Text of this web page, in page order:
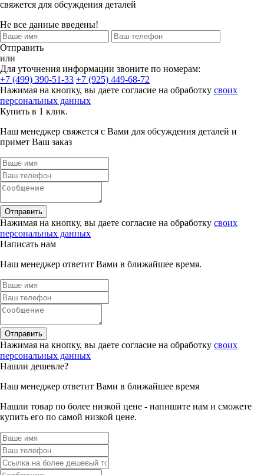
свяжется для обсуждения деталей
Не все данные введены!
Отправить
или
Для уточнения информации звоните по номерам:
+7 (499) 390-51-33 +7 (925) 449-68-72
Нажимая на кнопку, вы даете согласие на обработку своих
персональных данных
Купить в 1 клик.
Наш менеджер свяжется с Вами для обсуждения деталей и
примет Ваш заказ
Отправить
Нажимая на кнопку, вы даете согласие на обработку своих
персональных данных
Написать нам
Наш менеджер ответит Вами в ближайшее время.
Отправить
Нажимая на кнопку, вы даете согласие на обработку своих
персональных данных
Нашли дешевле?
Наш менеджер ответит Вами в ближайшее время
Нашли товар по более низкой цене - напишите нам и сможете
купить его по самой низкой цене.